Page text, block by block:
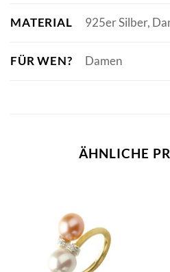
MATERIAL 925er Silber,
FÜR WEN? Damen
ÄHNLICHE